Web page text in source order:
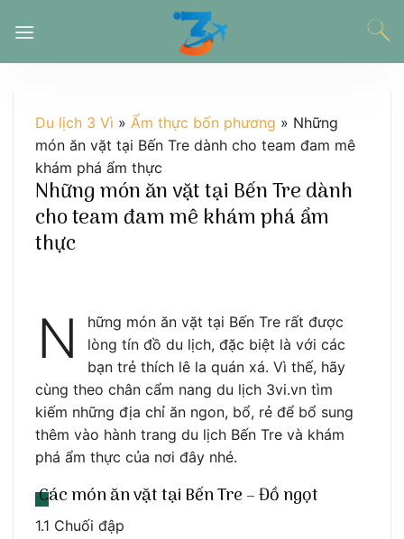
đến
Du lịch 3 Vì » Ẩm thực bốn phương » Những
món ăn vặt tại Bến Tre dành cho team đam mê
khám phá ẩm thực
Những món ăn vặt tại Bến Tre dành
cho team đam mê khám phá ẩm
thực
N
hững món ăn vặt tại Bến Tre rất được
lòng tín đồ du lịch, đặc biệt là với các
bạn trẻ thích lê la quán xá. Vì thế, hãy
cùng theo chân cẩm nang du lịch 3vi.vn tìm
kiếm những địa chỉ ăn ngon, bổ, rẻ để bổ sung
thêm vào hành trang du lịch Bến Tre và khám
phá ẩm thực của nơi đây nhé.
Các món ăn vặt tại Bến Tre – Đồ ngọt
1.1 Chuối đập